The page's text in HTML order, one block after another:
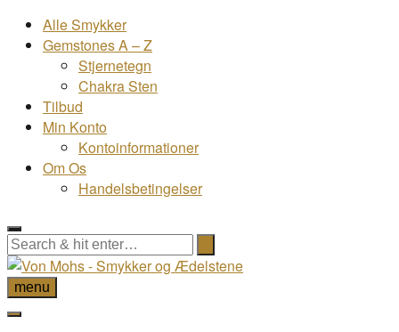
Alle Smykker
Gemstones A – Z
Stjernetegn
Chakra Sten
Tilbud
Min Konto
Kontoinformationer
Om Os
Handelsbetingelser
menu